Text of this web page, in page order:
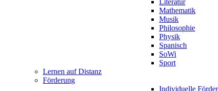
Literatur
Mathematik
Musik
Philosophie
Physik
Spanisch
SoWi
Sport
Lernen auf Distanz
Förderung
Individuelle